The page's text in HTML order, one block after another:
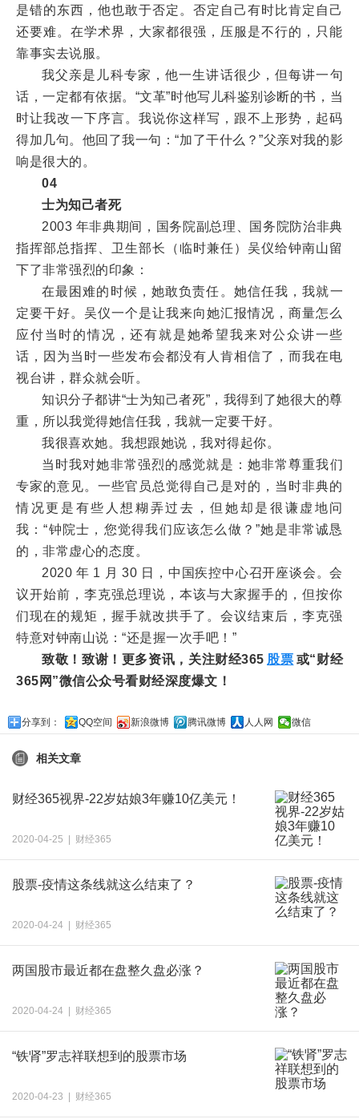
是错的东西，他也敢于否定。否定自己有时比肯定自己
还要难。在学术界，大家都很强，压服是不行的，只能
靠事实去说服。
我父亲是儿科专家，他一生讲话很少，但每讲一句
话，一定都有依据。“文革”时他写儿科鉴别诊断的书，当
时让我改一下序言。我说你这样写，跟不上形势，起码
得加几句。他回了我一句：“加了干什么？”父亲对我的影
响是很大的。
04
士为知己者死
2003 年非典期间，国务院副总理、国务院防治非典
指挥部总指挥、卫生部长（临时兼任）吴仪给钟南山留
下了非常强烈的印象：
在最困难的时候，她敢负责任。她信任我，我就一
定要干好。吴仪一个是让我来向她汇报情况，商量怎么
应付当时的情况，还有就是她希望我来对公众讲一些
话，因为当时一些发布会都没有人肯相信了，而我在电
视台讲，群众就会听。
知识分子都讲“士为知己者死”，我得到了她很大的尊
重，所以我觉得她信任我，我就一定要干好。
我很喜欢她。我想跟她说，我对得起你。
当时我对她非常强烈的感觉就是：她非常尊重我们
专家的意见。一些官员总觉得自己是对的，当时非典的
情况更是有些人想糊弄过去，但她却是很谦虚地问
我：“钟院士，您觉得我们应该怎么做？”她是非常诚恳
的，非常虚心的态度。
2020 年 1 月 30 日，中国疾控中心召开座谈会。会
议开始前，李克强总理说，本该与大家握手的，但按你
们现在的规矩，握手就改拱手了。会议结束后，李克强
特意对钟南山说：“还是握一次手吧！”
致敬！致谢！更多资讯，关注财经365 股票 或“财经
365网”微信公众号看财经深度爆文！
分享到： QQ空间 新浪微博 腾讯微博 人人网 微信
相关文章
财经365视界-22岁姑娘3年赚10亿美元！
2020-04-25 | 财经365
股票-疫情这条线就这么结束了？
2020-04-24 | 财经365
两国股市最近都在盘整久盘必涨？
2020-04-24 | 财经365
“铁肾”罗志祥联想到的股票市场
2020-04-23 | 财经365